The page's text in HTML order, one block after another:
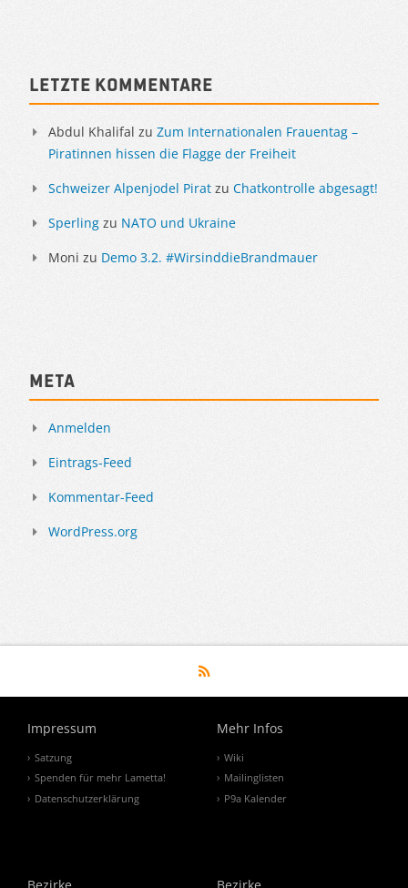
Letzte Kommentare
Abdul Khalifal zu Zum Internationalen Frauentag –
Piratinnen hissen die Flagge der Freiheit
Schweizer Alpenjodel Pirat zu Chatkontrolle abgesagt!
Sperling zu NATO und Ukraine
Moni zu Demo 3.2. #WirsinddieBrandmauer
Meta
Anmelden
Eintrags-Feed
Kommentar-Feed
WordPress.org
Impressum
Satzung
Spenden für mehr Lametta!
Datenschutzerklärung
Mehr Infos
Wiki
Mailinglisten
P9a Kalender